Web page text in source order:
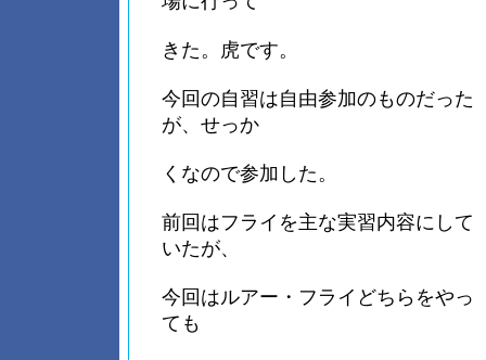
きた。虎です。
今回の自習は自由参加のものだった
が、せっか
くなので参加した。
前回はフライを主な実習内容にして
いたが、
今回はルアー・フライどちらをやっ
ても